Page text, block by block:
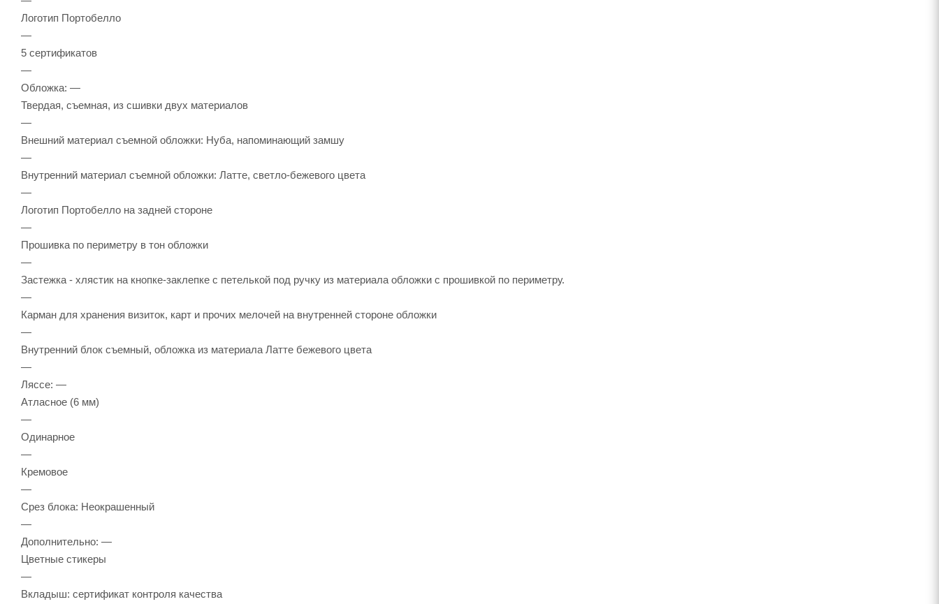
Логотип Портобелло
—
5 сертификатов
—
Обложка: —
Твердая, съемная, из сшивки двух материалов
—
Внешний материал съемной обложки: Нуба, напоминающий замшу
—
Внутренний материал съемной обложки: Латте, светло-бежевого цвета
—
Логотип Портобелло на задней стороне
—
Прошивка по периметру в тон обложки
—
Застежка - хлястик на кнопке-заклепке с петелькой под ручку из материала обложки с прошивкой по периметру.
—
Карман для хранения визиток, карт и прочих мелочей на внутренней стороне обложки
—
Внутренний блок съемный, обложка из материала Латте бежевого цвета
—
Ляссе: —
Атласное (6 мм)
—
Одинарное
—
Кремовое
—
Срез блока: Неокрашенный
—
Дополнительно: —
Цветные стикеры
—
Вкладыш: сертификат контроля качества